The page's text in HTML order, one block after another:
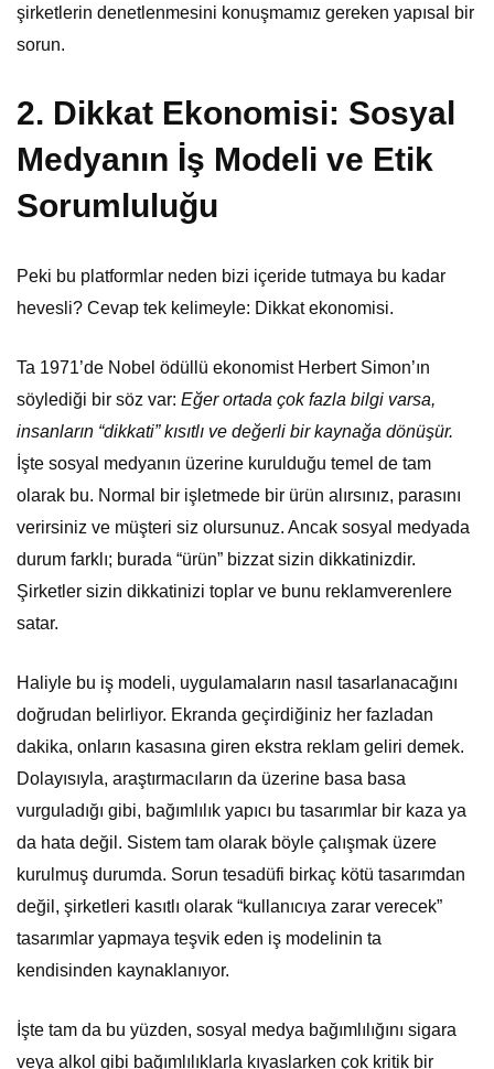
şirketlerin denetlenmesini konuşmamız gereken yapısal bir
sorun.
2. Dikkat Ekonomisi: Sosyal
Medyanın İş Modeli ve Etik
Sorumluluğu
Peki bu platformlar neden bizi içeride tutmaya bu kadar
hevesli? Cevap tek kelimeyle: Dikkat ekonomisi.
Ta 1971’de Nobel ödüllü ekonomist Herbert Simon’ın
söylediği bir söz var: Eğer ortada çok fazla bilgi varsa,
insanların “dikkati” kısıtlı ve değerli bir kaynağa dönüşür.
İşte sosyal medyanın üzerine kurulduğu temel de tam
olarak bu. Normal bir işletmede bir ürün alırsınız, parasını
verirsiniz ve müşteri siz olursunuz. Ancak sosyal medyada
durum farklı; burada “ürün” bizzat sizin dikkatinizdir.
Şirketler sizin dikkatinizi toplar ve bunu reklamverenlere
satar.
Haliyle bu iş modeli, uygulamaların nasıl tasarlanacağını
doğrudan belirliyor. Ekranda geçirdiğiniz her fazladan
dakika, onların kasasına giren ekstra reklam geliri demek.
Dolayısıyla, araştırmacıların da üzerine basa basa
vurguladığı gibi, bağımlılık yapıcı bu tasarımlar bir kaza ya
da hata değil. Sistem tam olarak böyle çalışmak üzere
kurulmuş durumda. Sorun tesadüfi birkaç kötü tasarımdan
değil, şirketleri kasıtlı olarak “kullanıcıya zarar verecek”
tasarımlar yapmaya teşvik eden iş modelinin ta
kendisinden kaynaklanıyor.
İşte tam da bu yüzden, sosyal medya bağımlılığını sigara
veya alkol gibi bağımlılıklarla kıyaslarken çok kritik bir